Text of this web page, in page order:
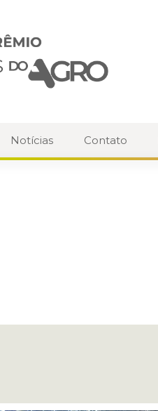
Notícias Contato